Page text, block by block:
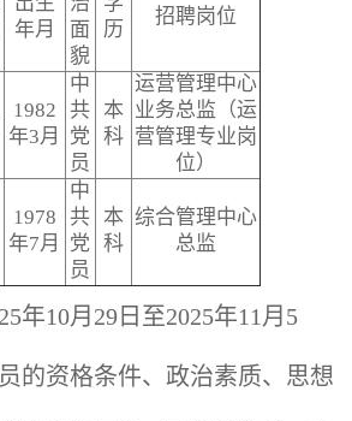
年月
面
貌
历
招聘岗位
1982
年3月
中
共
党
员
本
科
运营管理中心
业务总监（运
营管理专业岗
位）
1978
年7月
中
共
党
员
本
科
综合管理中心
总监
年10月29日至2025年11月5
的资格条件、政治素质、思想